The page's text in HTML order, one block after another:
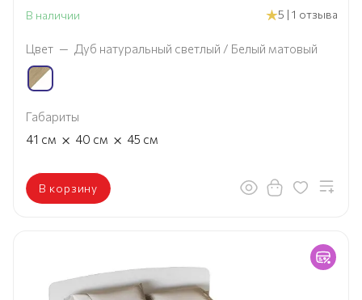
В наличии 5 | 1 отзыва
Цвет — Дуб натуральный светлый / Белый матовый
Габариты
41 см × 40 см × 45 см
В корзину